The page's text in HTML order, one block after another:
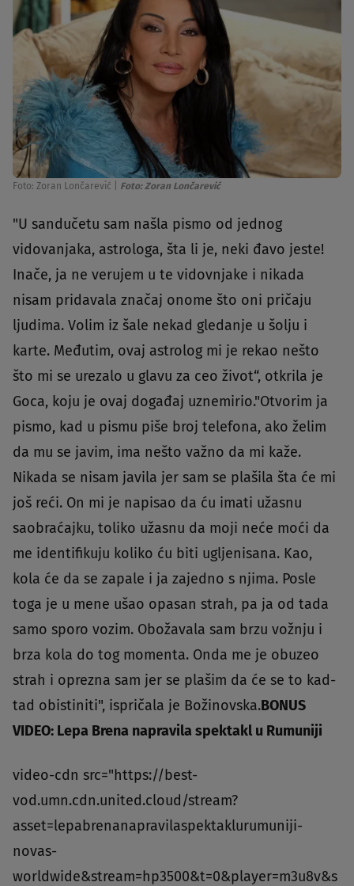
Foto: Zoran Lončarević Foto: Zoran Lončarević
"U sandučetu sam našla pismo od jednog
vidovanjaka, astrologa, šta li je, neki đavo jeste!
Inače, ja ne verujem u te vidovnjake i nikada
nisam pridavala značaj onome što oni pričaju
ljudima. Volim iz šale nekad gledanje u šolju i
karte. Međutim, ovaj astrolog mi je rekao nešto
što mi se urezalo u glavu za ceo život“, otkrila je
Goca, koju je ovaj događaj uznemirio."Otvorim ja
pismo, kad u pismu piše broj telefona, ako želim
da mu se javim, ima nešto važno da mi kaže.
Nikada se nisam javila jer sam se plašila šta će mi
još reći. On mi je napisao da ću imati užasnu
saobraćajku, toliko užasnu da moji neće moći da
me identifikuju koliko ću biti ugljenisana. Kao,
kola će da se zapale i ja zajedno s njima. Posle
toga je u mene ušao opasan strah, pa ja od tada
samo sporo vozim. Obožavala sam brzu vožnju i
brza kola do tog momenta. Onda me je obuzeo
strah i oprezna sam jer se plašim da će se to kad-
tad obistiniti", ispričala je Božinovska.BONUS
VIDEO: Lepa Brena napravila spektakl u Rumuniji
video-cdn src="https://best-
vod.umn.cdn.united.cloud/stream?
asset=lepabrenanapravilaspektaklurumuniji-
novas-
worldwide&stream=hp3500&t=0&player=m3u8v&s